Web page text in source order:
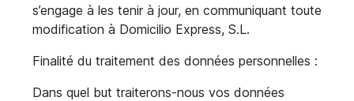
s’engage à les tenir à jour, en communiquant toute
modification à Domicilio Express, S.L.
Finalité du traitement des données personnelles :
Dans quel but traiterons-nous vos données